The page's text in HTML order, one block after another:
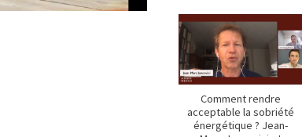
Comment rendre
acceptable la sobriété
énergétique ? Jean-